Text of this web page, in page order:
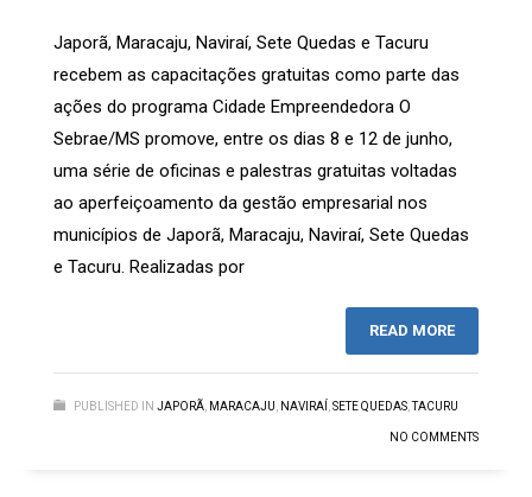
Japorã, Maracaju, Naviraí, Sete Quedas e Tacuru
recebem as capacitações gratuitas como parte das
ações do programa Cidade Empreendedora O
Sebrae/MS promove, entre os dias 8 e 12 de junho,
uma série de oficinas e palestras gratuitas voltadas
ao aperfeiçoamento da gestão empresarial nos
municípios de Japorã, Maracaju, Naviraí, Sete Quedas
e Tacuru. Realizadas por
READ MORE
PUBLISHED IN JAPORÃ MARACAJU NAVIRAÍ SETE QUEDAS ,TACURU
NO COMMENTS